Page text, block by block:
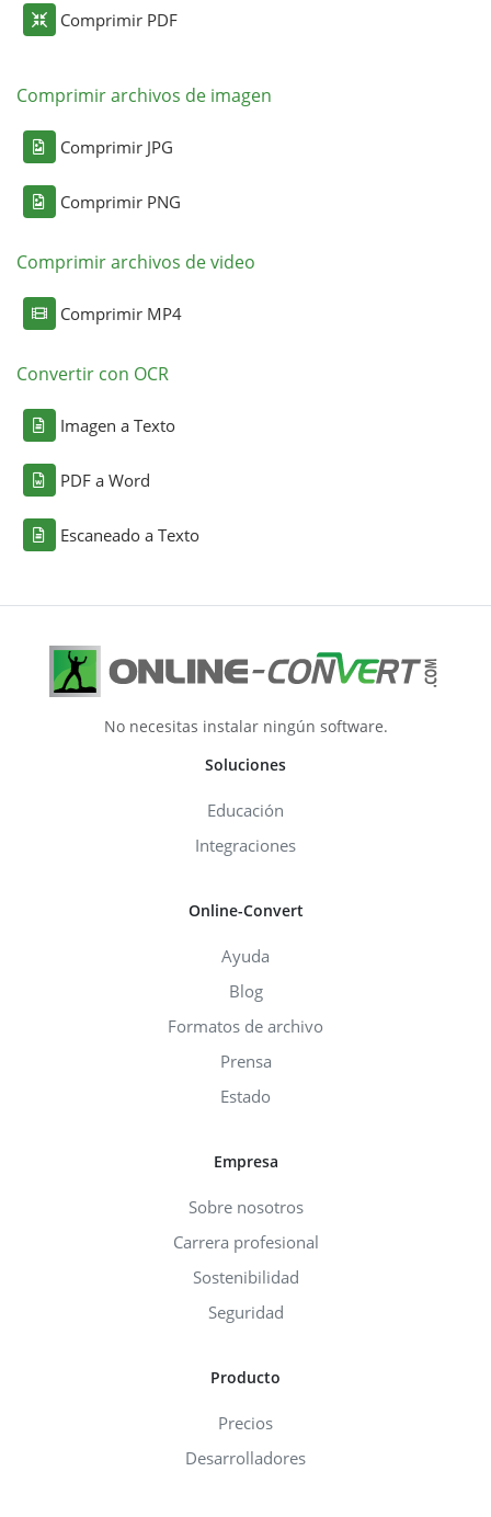
Comprimir PDF
Comprimir archivos de imagen
Comprimir JPG
Comprimir PNG
Comprimir archivos de video
Comprimir MP4
Convertir con OCR
Imagen a Texto
PDF a Word
Escaneado a Texto
No necesitas instalar ningún software.
Soluciones
Educación
Integraciones
Online-Convert
Ayuda
Blog
Formatos de archivo
Prensa
Estado
Empresa
Sobre nosotros
Carrera profesional
Sostenibilidad
Seguridad
Producto
Precios
Desarrolladores